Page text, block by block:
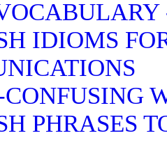
IDIOMS
CONFUSING
PHRASES